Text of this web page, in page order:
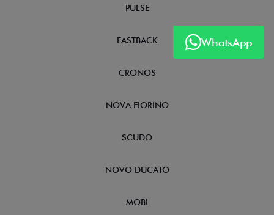
WhatsApp
PULSE
FASTBACK
CRONOS
NOVA FIORINO
SCUDO
NOVO DUCATO
MOBI